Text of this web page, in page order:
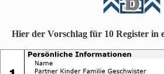
a
c
Hier der Vorschlag für 10 Register in